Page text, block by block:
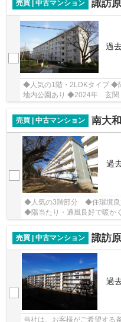
売買 | 中古マンション 諏訪
過
◆人気の1階・2LDKタイプ ◆
地内公園あり ◆2024年 玄
売買 | 中古マンション
南大
過
◆人気の3階部分 ◆住環境良
◆陽当たり・通風良好で暖か
す。 ◆バス停豊富で通勤・通
売買 | 中古マンション
諏訪
過
当社は、お客様がご希望する